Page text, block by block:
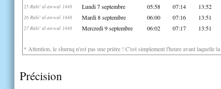
25 Rabi' al-awwal 1448 Lundi 7 septembre 05:58 07:14 13:52
26 Rabi' al-awwal 1448 Mardi 8 septembre 06:00 07:16 13:51
27 Rabi' al-awwal 1448 Mercredi 9 septembre 06:02 07:17 13:51
* Attention, le shuruq n'est pas une prière ! C'est simplement l'heure avant laquelle
Précision